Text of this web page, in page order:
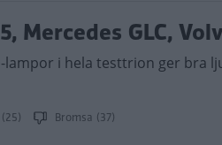
Mercedes GLC,
lampor i hela testtrion ger bra
Bromsa (37)